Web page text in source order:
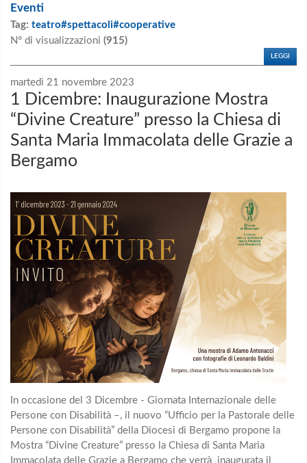
Eventi
Tag: teatro#spettacoli#cooperative
N° di visualizzazioni (915)
LEGGI
martedì 21 novembre 2023
1 Dicembre: Inaugurazione Mostra
“Divine Creature” presso la Chiesa di
Santa Maria Immacolata delle Grazie a
Bergamo
In occasione del 3 Dicembre - Giornata Internazionale delle
Persone con Disabilità –, il nuovo “Ufficio per la Pastorale delle
Persone con Disabilità” della Diocesi di Bergamo propone la
Mostra “Divine Creature” presso la Chiesa di Santa Maria
Immacolata delle Grazie a Bergamo che verrà inaugurata il